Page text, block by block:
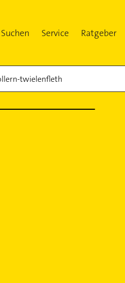
Suchen Service Ratgeber